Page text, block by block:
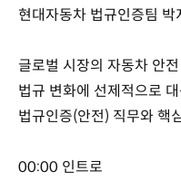
현대자동차 법규인증팀 박
글로벌 시장의 자동차 안
법규 변화에 선제적으로
법규인증(안전) 직무와 핵
00:00 인트로